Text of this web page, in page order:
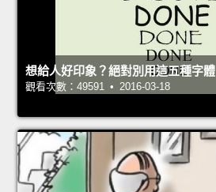
想給人好印象？絕對別用這五種字體
觀看次數：49591 • 2016-03-18